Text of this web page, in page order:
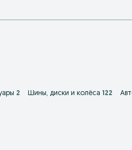
2 Шины, диски и колёса 122